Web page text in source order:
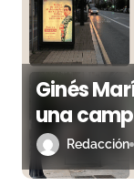
Ginés
una
valores
Redacción